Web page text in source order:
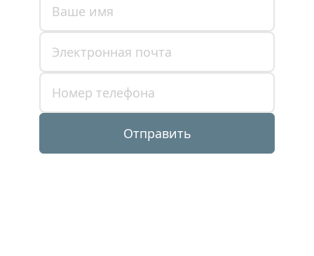
Отправить